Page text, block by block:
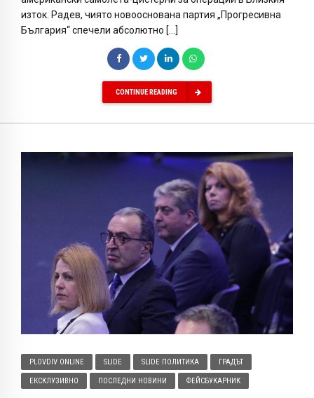
изток. Радев, чиято новооснована партия „Прогресивна
България“ спечели абсолютно […]
CONTINUE READING
PLOVDIV ONLINE SLIDE SLIDE ПОЛИТИКА ГРАДЪТ
ЕКСКЛУЗИВНО ПОСЛЕДНИ НОВИНИ ФЕЙСБУКАРНИК